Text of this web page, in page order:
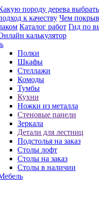
породу дерева выбрать
к качеству Чем
Каталог работ Гид по
калькулятор
Полки
Шкафы
Стеллажи
Комоды
Тумбы
Кухни
Ножки из металла
Стеновые панели
Зеркала
Детали для лестниц
Подстолья на заказ
Столы лофт
Столы на заказ
Столы в наличии